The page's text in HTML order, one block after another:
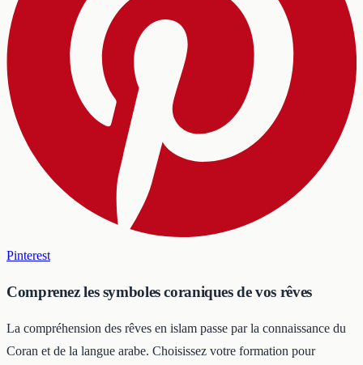
Pinterest
Comprenez les symboles coraniques de vos rêves
La compréhension des rêves en islam passe par la connaissance du
Coran et de la langue arabe. Choisissez votre formation pour